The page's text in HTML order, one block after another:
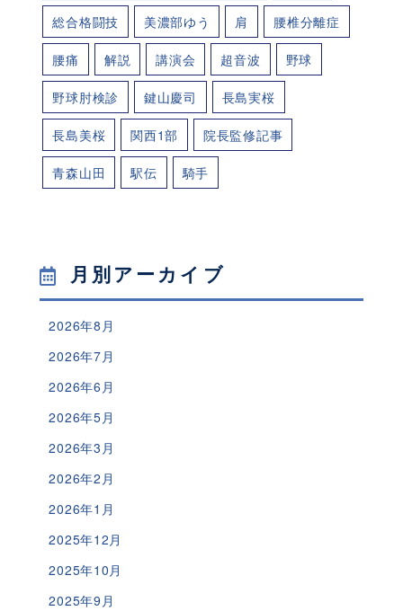
総合格闘技 美濃部ゆう 肩 腰椎分離症
腰痛 解説 講演会 超音波 野球
野球肘検診 鍵山慶司 長島実桜
長島美桜 関西1部 院長監修記事
青森山田 駅伝 騎手
月別アーカイブ
2026年8月
2026年7月
2026年6月
2026年5月
2026年3月
2026年2月
2026年1月
2025年12月
2025年10月
2025年9月